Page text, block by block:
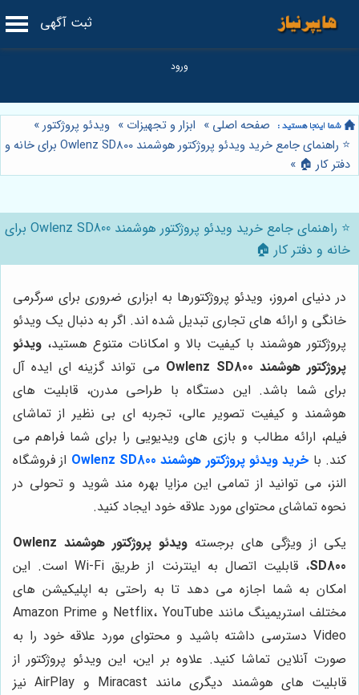
ثبت آگهی
صفحه اصلی » ابزار و تجهیزات » ویدئو پروژکتور»
⭐️ راهنمای جامع خرید ویدئو پروژکتور هوشمند Owlenz SD800 برای خانه و
دفتر کار 🏠 »
⭐️ راهنمای جامع خرید ویدئو پروژکتور هوشمند Owlenz SD800 برای
خانه و دفتر کار 🏠
در دنیای امروز، ویدئو پروژکتورها به ابزاری ضروری برای سرگرمی
خانگی و ارائه های تجاری تبدیل شده اند. اگر به دنبال یک ویدئو
پروژکتور هوشمند با کیفیت بالا و امکانات متنوع هستید، ویدئو
پروژکتور هوشمند Owlenz SD800
می تواند گزینه ای ایده آل
برای شما باشد. این دستگاه با طراحی مدرن، قابلیت های
هوشمند و کیفیت تصویر عالی، تجربه ای بی نظیر از تماشای
فیلم، ارائه مطالب و بازی های ویدیویی را برای شما فراهم می
کند. با خرید ویدئو پروژکتور هوشمند Owlenz SD800
از فروشگاه
النز، می توانید از تمامی این مزایا بهره مند شوید و تحولی در
نحوه تماشای محتوای مورد علاقه خود ایجاد کنید.
یکی از ویژگی های برجسته
ویدئو پروژکتور هوشمند Owlenz
SD800
، قابلیت اتصال به اینترنت از طریق Wi-Fi است. این
امکان به شما اجازه می دهد تا به راحتی به اپلیکیشن های
مختلف استریمینگ مانند Netflix، YouTube و Amazon Prime
Video دسترسی داشته باشید و محتوای مورد علاقه خود را به
صورت آنلاین تماشا کنید. علاوه بر این، این ویدئو پروژکتور از
قابلیت های هوشمند دیگری مانند Miracast و AirPlay نیز